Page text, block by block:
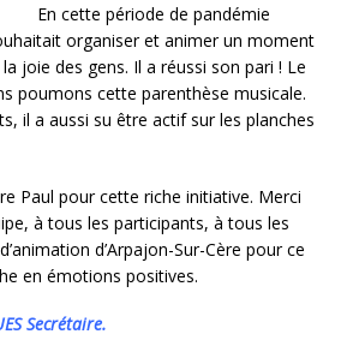
En cette période de pandémie
organiser et animer un moment
joie des gens. Il a réussi son pari ! Le
poumons cette parenthèse musicale.
il a aussi su être actif sur les planches
Paul pour cette riche initiative. Merci
à tous les participants, à tous les
d’Arpajon-Sur-Cère pour ce
en émotions positives.
Secrétaire.